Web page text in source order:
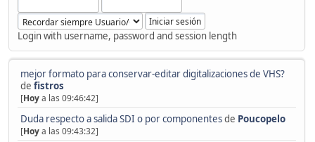
Login with username, password and session length
mejor formato para conservar-editar digitalizaciones de VHS?
de fistros
[Hoya las 09:46:42]
Duda respecto a salida SDI o por componentesde Poucopelo
[Hoya las 09:43:32]